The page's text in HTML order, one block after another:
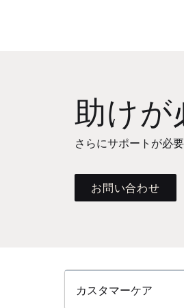
助けが
さらにサポートが必
お問い合わせ
カスタマーケア